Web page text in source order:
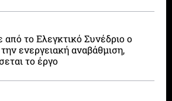
το Ελεγκτικό Συνέδριο ο
ενεργειακή αναβάθμιση,
το έργο